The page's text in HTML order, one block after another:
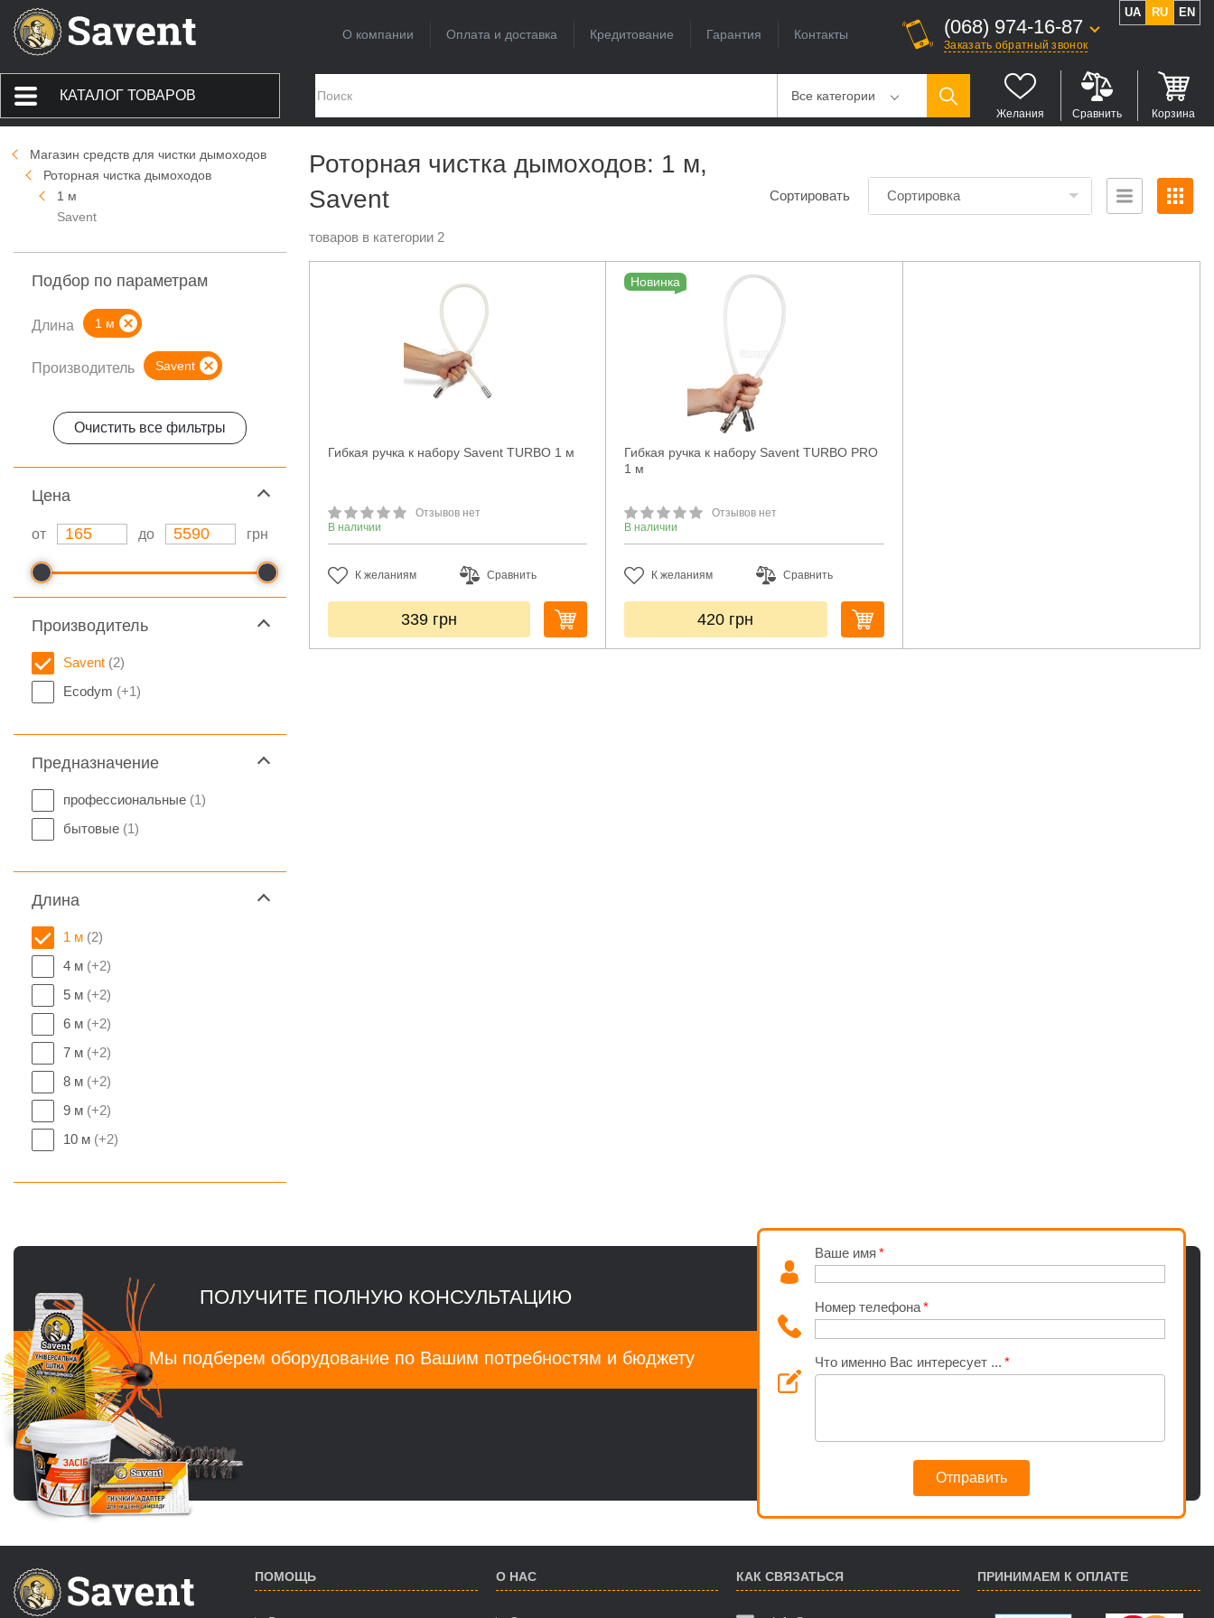
О компании Оплата и доставка Кредитование Гарантия Контакты (068) 974-16-87
Заказать обратный звонок
UA RU EN
КАТАЛОГ ТОВАРОВ Все категории
Желания Сравнить Корзина
Магазин средств для чистки дымоходов
Роторная чистка дымоходов
1 м
Savent
Подбор по параметрам
Длина 1 м
Производитель Savent
Очистить все фильтры
Цeна
от до грн
Производитель
Savent (2)
Ecodym (+1)
Предназначение
профессиональные (1)
бытовые (1)
Длина
1 м (2)
4 м (+2)
5 м (+2)
6 м (+2)
7 м (+2)
8 м (+2)
9 м (+2)
10 м (+2)
Роторная чистка дымоходов: 1 м,
Savent
товаров в категории 2
Сортировать Сортировка
Гибкая ручка к набору Savent TURBO 1 м
Отзывов нет
В наличии
К желаниям Сравнить
339 грн
Новинка
Гибкая ручка к набору Savent TURBO PRO
1 м
Отзывов нет
В наличии
К желаниям Сравнить
420 грн
ПОЛУЧИТЕ ПОЛНУЮ КОНСУЛЬТАЦИЮ
Мы подберем оборудование по Вашим потребностям и бюджету
Ваше имя
Номер телефона
Что именно Вас интересует ...
Отправить
ПОМОЩЬ О НАС КАК СВЯЗАТЬСЯ ПРИНИМАЕМ К ОПЛАТЕ